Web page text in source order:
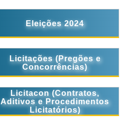
Eleições 2024
Licitações (Pregões e
Concorrências)
Licitacon (Contratos,
Aditivos e Procedimentos
Licitatórios)